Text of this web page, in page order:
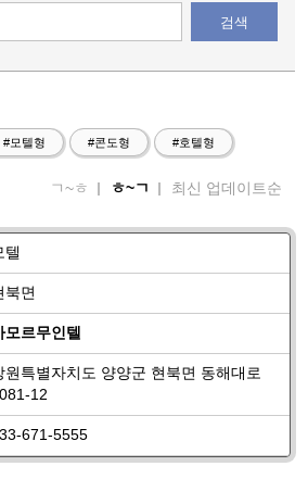
검색
#모텔형 #콘도형 #호텔형
ㄱ~ㅎ ㅎ~ㄱ 최신 업데이트순
텔
북면
모르무인텔
원특별자치도 양양군 현북면 동해대로
12
671-5555